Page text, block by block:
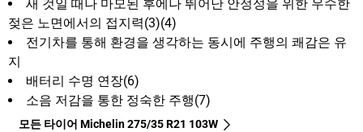
새 것일 때나 마모된 후에나 뛰어난 안정성을 위한 우수한
젖은 노면에서의 접지력(3)(4)
전기차를 통해 환경을 생각하는 동시에 주행의 쾌감은 유
지
배터리 수명 연장(6)
소음 저감을 통한 정숙한 주행(7)
모든 타이어 Michelin 275/35 R21 103W